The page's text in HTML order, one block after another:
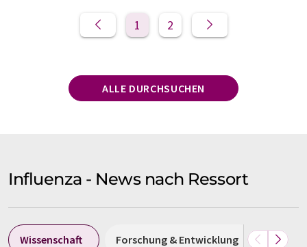
1 2
ALLE DURCHSUCHEN
Influenza - News nach Ressort
Wissenschaft Forschung & Entwicklung